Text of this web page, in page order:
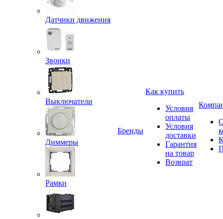
Датчики движения
Звонки
Выключатели
Диммеры
Рамки
Бренды
Как купить
Условия
оплаты
Условия
доставки
Гарантия
на товар
Возврат